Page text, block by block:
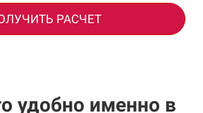
РАСЧЕТ
удобно именно в